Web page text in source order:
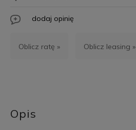
dodaj opinię
Oblicz ratę » Oblicz leasing »
Opis